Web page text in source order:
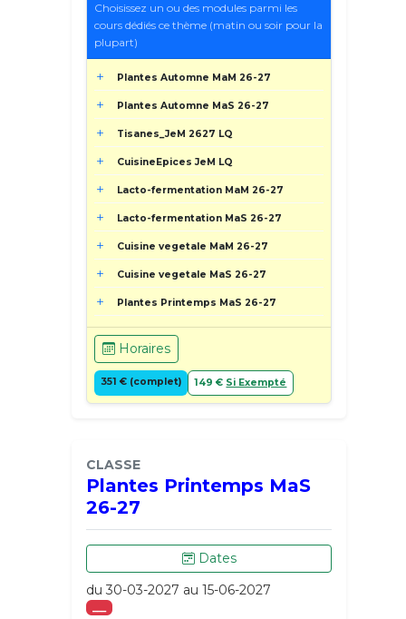
Choisissez un ou des modules parmi les
cours dédiés ce thème (matin ou soir pour la
plupart)
Plantes Automne MaM 26-27
Plantes Automne MaS 26-27
Tisanes_JeM 2627 LQ
CuisineEpices JeM LQ
Lacto-fermentation MaM 26-27
Lacto-fermentation MaS 26-27
Cuisine vegetale MaM 26-27
Cuisine vegetale MaS 26-27
Plantes Printemps MaS 26-27
Horaires
351 € (complet) 149 € Si Exempté
CLASSE
Plantes Printemps MaS
26-27
Dates
du 30-03-2027 au 15-06-2027
___